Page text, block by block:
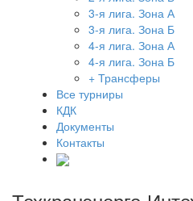
3-я лига. Зона А
3-я лига. Зона Б
4-я лига. Зона А
4-я лига. Зона Б
+ Трансферы
Все турниры
КДК
Документы
Контакты